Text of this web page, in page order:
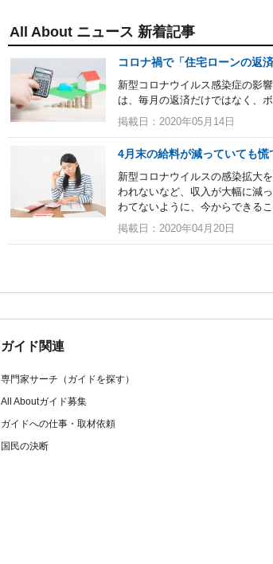
All About ニュース 新着記事
コロナ禍で「住宅ローンの返
新型コロナウイルス感染症の影
は、毎月の返済だけではなく、
掲載日：2020年05月14日
4月末の給料が減っていても
新型コロナウイルスの感染拡大
われないなど、収入が大幅に減
わてないように、今からできる
掲載日：2020年04月20日
ガイド関連
専門家サーチ（ガイドを探す）
All Aboutガイド募集
ガイドへの仕事・取材依頼
国民の決断